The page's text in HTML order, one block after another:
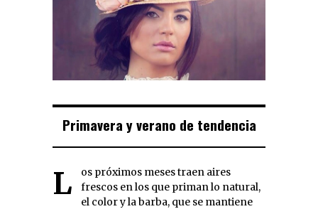
Primavera y verano de tendencia
Los próximos meses traen aires
frescos en los que priman lo natural,
el color y la barba, que se mantiene